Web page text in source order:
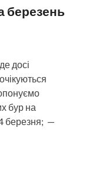
березень
досі
бур на
березня; —